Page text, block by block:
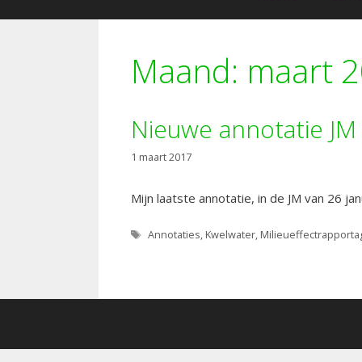
Maand: maart
Nieuwe annotatie
1 maart 2017
Mijn laatste annotatie, in de JM van 26
Tags
Annotaties, Kwelwater,